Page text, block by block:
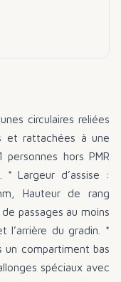
circulaires reliées
et rattachées à une
hors PMR
* Largeur d’assise :
Hauteur de rang
passages au moins
l’arrière du gradin. *
un compartiment bas
spéciaux avec